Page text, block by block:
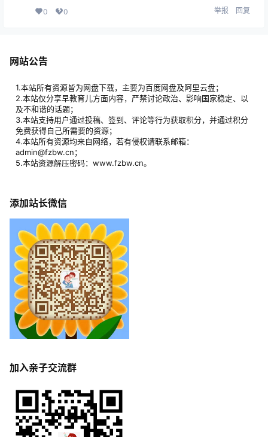
0 0 举报 回复
网站公告
1.本站所有资源皆为网盘下载，主要为百度网盘及阿里云盘；
2.本站仅分享早教育儿方面内容，严禁讨论政治、影响国家稳定、以
及不和谐的话题；
3.本站支持用户通过投稿、签到、评论等行为获取积分，并通过积分
免费获得自己所需要的资源；
4.本站所有资源均来自网络，若有侵权请联系邮箱：
admin@fzbw.cn；
5.本站资源解压密码：www.fzbw.cn。
添加站长微信
加入亲子交流群